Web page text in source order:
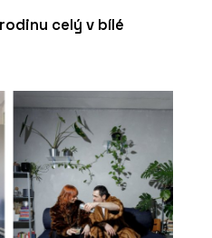
celý v bílé